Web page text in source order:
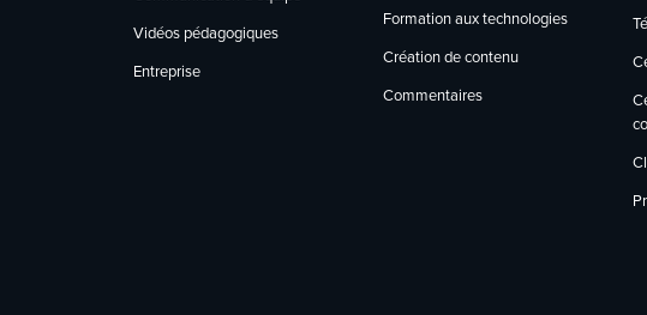
Vidéos pédagogiques
Entreprise
Formation aux technologies
Création de contenu
Commentaires